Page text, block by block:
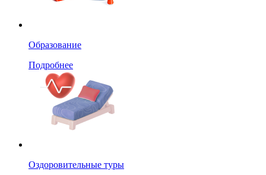
Образование
Подробнее
Оздоровительные туры